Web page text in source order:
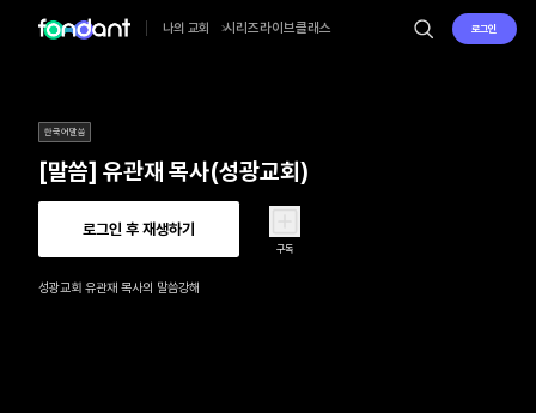
나의 교회 시리즈라이브클래스 로그인
한국어말씀
[말씀] 유관재 목사(성광교회)
로그인 후 재생하기
구독
성광교회 유관재 목사의 말씀강해